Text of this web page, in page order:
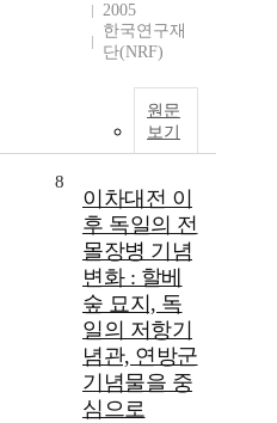
2005
한국연구재
단(NRF)
원문
보기
8
이차대전 이
후 독일의 전
몰장병 기념
변화 : 할베
숲 묘지, 독
일의 저항기
념관, 연방군
기념물을 중
심으로